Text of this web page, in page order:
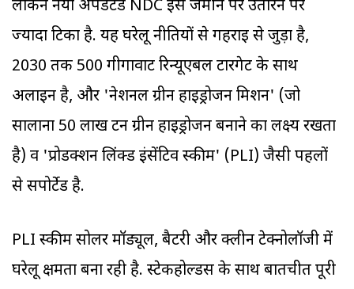
लेकिन नया अपडेटेड NDC इसे जमीन पर उतारने पर
ज्यादा टिका है. यह घरेलू नीतियों से गहराई से जुड़ा है,
2030 तक 500 गीगावाट रिन्यूएबल टारगेट के साथ
अलाइन है, और 'नेशनल ग्रीन हाइड्रोजन मिशन' (जो
सालाना 50 लाख टन ग्रीन हाइड्रोजन बनाने का लक्ष्य रखता
है) व 'प्रोडक्शन लिंक्ड इंसेंटिव स्कीम' (PLI) जैसी पहलों
से सपोर्टेड है.
PLI स्कीम सोलर मॉड्यूल, बैटरी और क्लीन टेक्नोलॉजी में
घरेलू क्षमता बना रही है. स्टेकहोल्डर्स के साथ बातचीत पूरी